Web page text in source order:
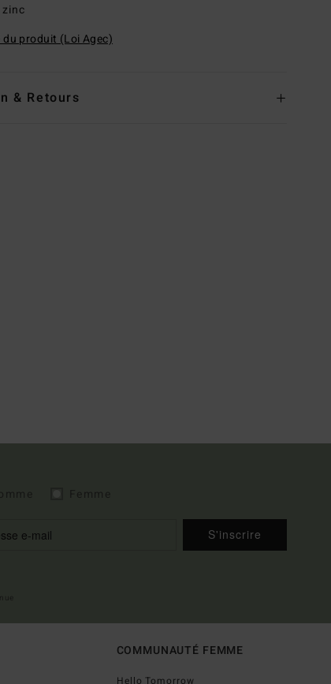
zinc
du produit (Loi Agec)
& Retours
S'inscrire
COMMUNAUTÉ FEMME
Hello Tomorrow